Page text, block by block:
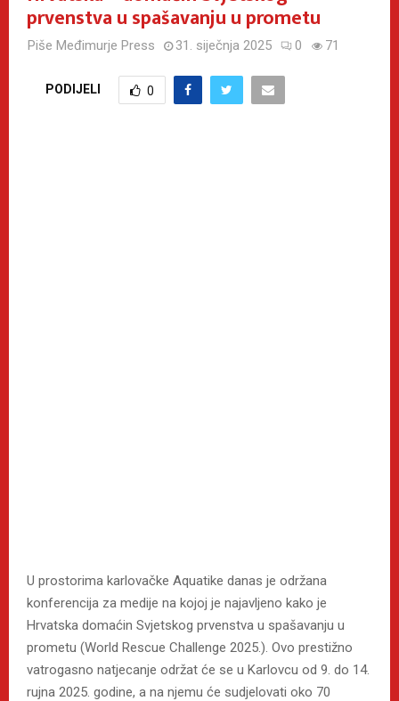
prvenstva u spašavanju u prometu
Piše Međimurje Press 31. siječnja 2025 0 71
PODIJELI 0
U prostorima karlovačke Aquatike danas je održana
konferencija za medije na kojoj je najavljeno kako je
Hrvatska domaćin Svjetskog prvenstva u spašavanju u
prometu (World Rescue Challenge 2025.). Ovo prestižno
vatrogasno natjecanje održat će se u Karlovcu od 9. do 14.
rujna 2025. godine, a na njemu će sudjelovati oko 70